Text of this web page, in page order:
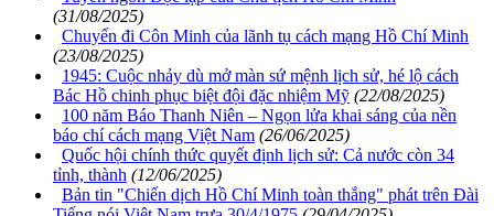
(31/08/2025)
Chuyến đi Côn Minh của lãnh tụ cách mạng Hồ Chí Minh
(23/08/2025)
1945: Cuộc nhảy dù mở màn sứ mệnh lịch sử, hé lộ cách
Bác Hồ chinh phục biệt đội đặc nhiệm Mỹ (22/08/2025)
100 năm Báo Thanh Niên – Ngọn lửa khai sáng của nền
báo chí cách mạng Việt Nam (26/06/2025)
Quốc hội chính thức quyết định lịch sử: Cả nước còn 34
tỉnh, thành (12/06/2025)
Bản tin "Chiến dịch Hồ Chí Minh toàn thắng" phát trên Đài